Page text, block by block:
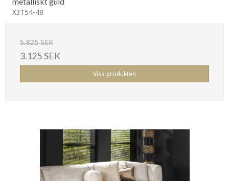
X3154-48
5.825 SEK
3.125 SEK
Visa produkten